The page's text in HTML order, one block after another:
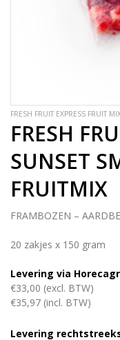
FRESH FRUIT EXPRESS FRUIT
FRESH
SUNSET
FRUITMIX
FRAMBOZEN –
20 zakjes x 150 gram
Levering via
€33,00 (excl. BTW)
€35,97 (incl. BTW)
Levering